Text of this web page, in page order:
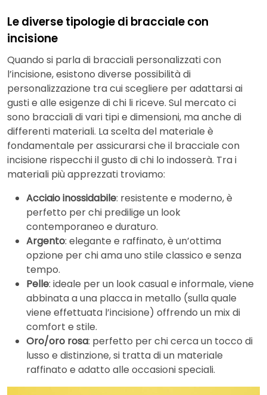
Le diverse tipologie di bracciale con
incisione
Quando si parla di bracciali personalizzati con
l’incisione, esistono diverse possibilità di
personalizzazione tra cui scegliere per adattarsi ai
gusti e alle esigenze di chi li riceve. Sul mercato ci
sono bracciali di vari tipi e dimensioni, ma anche di
differenti materiali. La scelta del materiale è
fondamentale per assicurarsi che il bracciale con
incisione rispecchi il gusto di chi lo indosserà. Tra i
materiali più apprezzati troviamo:
Acciaio inossidabile: resistente e moderno, è
perfetto per chi predilige un look
contemporaneo e duraturo.
Argento: elegante e raffinato, è un’ottima
opzione per chi ama uno stile classico e senza
tempo.
Pelle: ideale per un look casual e informale, viene
abbinata a una placca in metallo (sulla quale
viene effettuata l’incisione) offrendo un mix di
comfort e stile.
Oro/oro rosa: perfetto per chi cerca un tocco di
lusso e distinzione, si tratta di un materiale
raffinato e adatto alle occasioni speciali.